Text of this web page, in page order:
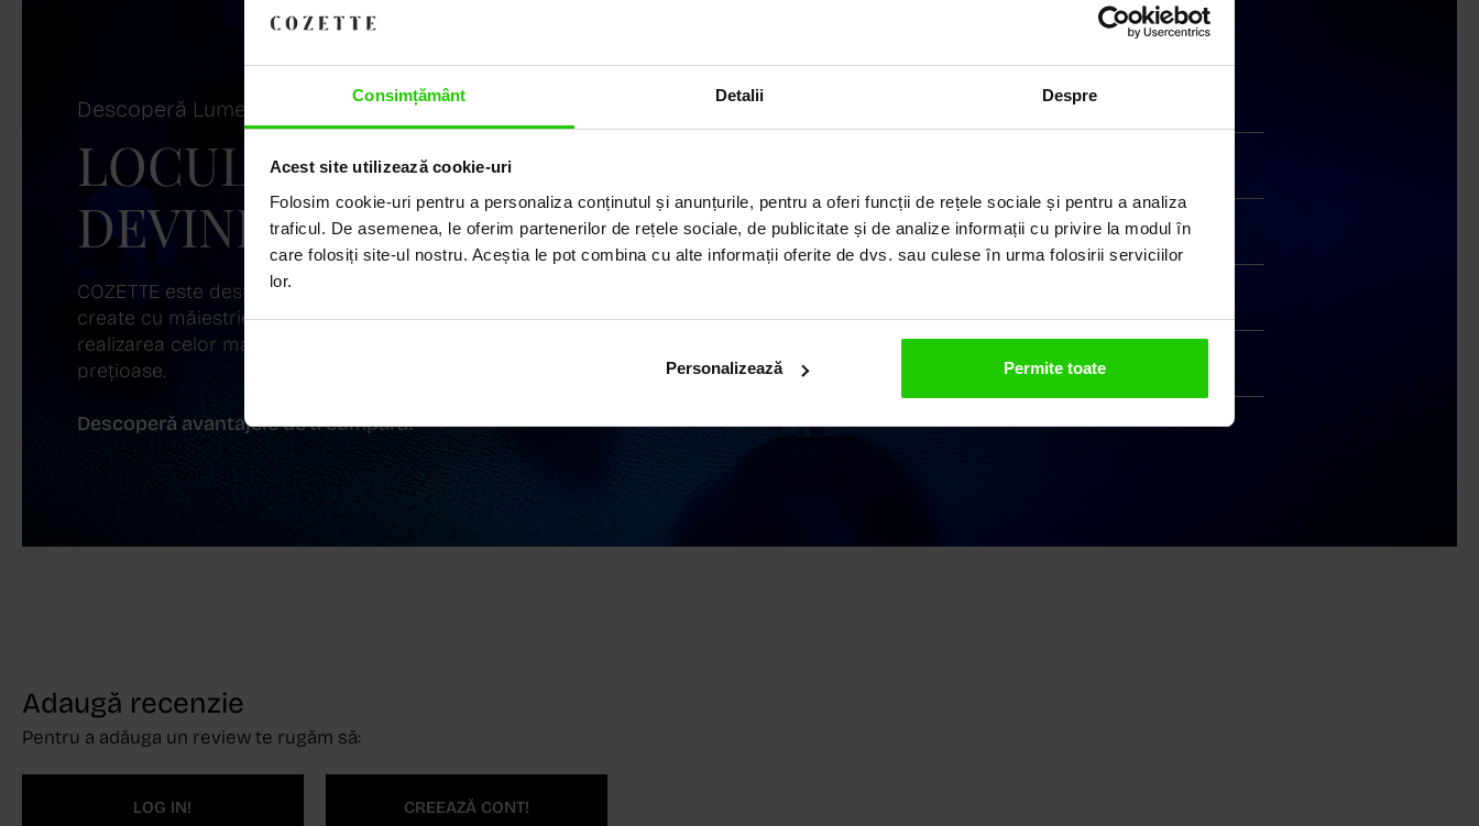
Consimțământ Detalii Despre
Acest site utilizează cookie-uri
Folosim cookie-uri pentru a personaliza conținutul și anunțurile, pentru a oferi funcții de rețele sociale și pentru a analiza
traficul. De asemenea, le oferim partenerilor de rețele sociale, de publicitate și de analize informații cu privire la modul în
care folosiți site-ul nostru. Aceștia le pot combina cu alte informații oferite de dvs. sau culese în urma folosirii serviciilor
lor.
Personalizează Permite toate
Descoperă Lumea COZETTE,
LOCUL UNDE STILUL
DEVINE ARTĂ!
COZETTE este destinația ta de top pentru bijuterii elegante și rafinate,
create cu măiestrie și pasiune. Ne mândrim cu o vastă experiență în
realizarea celor mai sofisticate bijuterii din aur, argint și pietre
prețioase.
Descoperă avantajele de a cumpăra!
Livrare în cutie cadou
Livrare în 24 - 48h
Handmade India
Adaugă recenzie
Pentru a adăuga un review te rugăm să:
LOG IN! CREEAZĂ CONT!